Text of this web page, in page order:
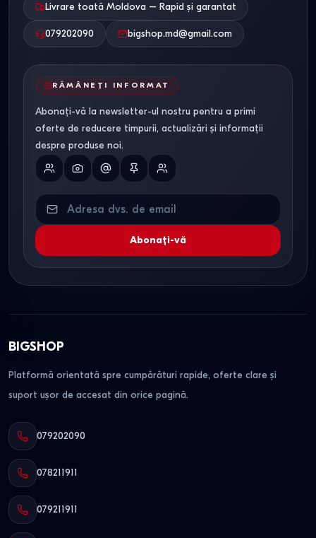
Condiții comerciale în
Moldova
Magazinul nostru asigură disponibilitatea întregii game de
mese și scaune în Chișinău cu livrare în Moldova:
adaptată bugetului personal.
Logistică. Livrare sigură și rapidă, cu ambalare
profesională pentru prevenirea daunelor în tranzit.
Consultanță.Echipa noastră vă poate ajuta să
identificați setul perfect, comparând caracteristicile
tehnice (dimensiuni, greutate, tipul de finisaj).
Livrare toată Moldova – Rapid și garantat
079202090 bigshop.md@gmail.com
RĂMÂNEȚI INFORMAT
Abonați-vă la newsletter-ul nostru pentru a primi
oferte de reducere timpurii, actualizări și informații
despre produse noi.
Abonați-vă
BIGSHOP
Platformă orientată spre cumpărături rapide, oferte clare și
suport ușor de accesat din orice pagină.
079202090
078211911
079211911